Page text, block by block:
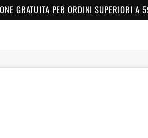
GRATUITA PER ORDINI SUPERIORI A